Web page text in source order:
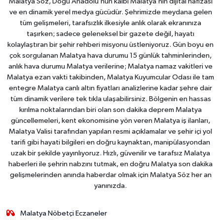
ve en dinamik yerel medya gücüdür. Şehrimizde meydana gelen
tüm gelişmeleri, tarafsızlık ilkesiyle anlık olarak ekranınıza
taşırken; sadece geleneksel bir gazete değil, hayatı
kolaylaştıran bir şehir rehberi misyonu üstleniyoruz. Gün boyu en
çok sorgulanan Malatya hava durumu 15 günlük tahminlerinden,
anlık hava durumu Malatya verilerine; Malatya namaz vakitleri ve
Malatya ezan vakti takibinden, Malatya Kuyumcular Odası ile tam
entegre Malatya canlı altın fiyatları analizlerine kadar şehre dair
tüm dinamik verilere tek tıkla ulaşabilirsiniz. Bölgenin en hassas
kırılma noktalarından biri olan son dakika deprem Malatya
güncellemeleri, kent ekonomisine yön veren Malatya iş ilanları,
Malatya Valisi tarafından yapılan resmi açıklamalar ve şehir içi yol
tarifi gibi hayati bilgileri en doğru kaynaktan, manipülasyondan
uzak bir şekilde yayınlıyoruz. Hızlı, güvenilir ve tarafsız Malatya
haberleri ile şehrin nabzını tutmak, en doğru Malatya son dakika
gelişmelerinden anında haberdar olmak için Malatya Söz her an
yanınızda.
Malatya Nöbetçi Eczaneler